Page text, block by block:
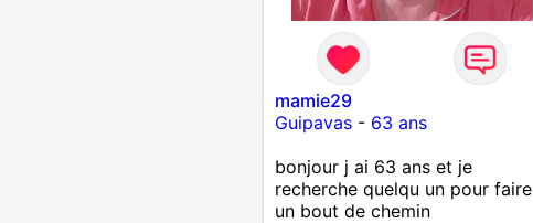
mamie29
Guipavas- 63 ans
bonjour j ai 63 ans et je
recherche quelqu un pour faire
un bout de chemin